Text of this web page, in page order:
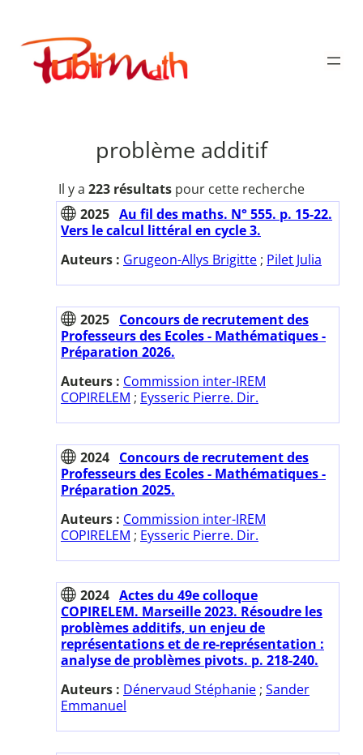
contenu
Publimath
problème additif
Il y a 223 résultats pour cette recherche
2025 Au fil des maths. N° 555. p. 15-22.
Vers le calcul littéral en cycle 3.
Auteurs : Grugeon-Allys Brigitte ; Pilet Julia
2025 Concours de recrutement des
Professeurs des Ecoles - Mathématiques -
Préparation 2026.
Auteurs : Commission inter-IREM
COPIRELEM ; Eysseric Pierre. Dir.
2024 Concours de recrutement des
Professeurs des Ecoles - Mathématiques -
Préparation 2025.
Auteurs : Commission inter-IREM
COPIRELEM ; Eysseric Pierre. Dir.
2024 Actes du 49e colloque
COPIRELEM. Marseille 2023. Résoudre les
problèmes additifs, un enjeu de
représentations et de re-représentation :
analyse de problèmes pivots. p. 218-240.
Auteurs : Dénervaud Stéphanie ; Sander
Emmanuel